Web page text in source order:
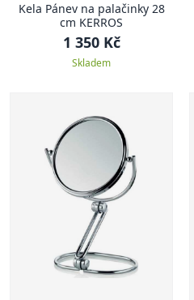
Kela Pánev na palačinky 28
cm KERROS
1 350 Kč
Skladem